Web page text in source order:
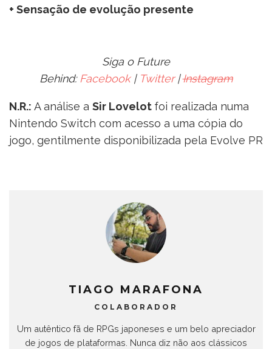
+ Sensação de evolução presente
Siga o Future
Behind: Facebook| Twitter|Instagram
N.R.: A análise a Sir Lovelot foi realizada numa
Nintendo Switch com acesso a uma cópia do
jogo, gentilmente disponibilizada pela Evolve PR
TIAGO MARAFONA
COLABORADOR
Um autêntico fã de RPGs japoneses e um belo apreciador
de jogos de plataformas. Nunca diz não aos clássicos